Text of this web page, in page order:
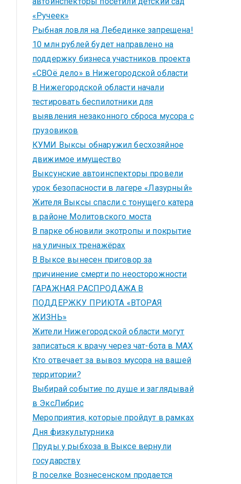
«Ручеек»
Рыбная ловля на Лебединке запрещена!
10 млн рублей будет направлено на
поддержку бизнеса участников проекта
«СВОё дело» в Нижегородской области
В Нижегородской области начали
тестировать беспилотники для
выявления незаконного сброса мусора с
грузовиков
КУМИ Выксы обнаружил бесхозяйное
движимое имущество
Выксунские автоинспекторы провели
урок безопасности в лагере «Лазурный»
Жителя Выксы спасли с тонущего катера
в районе Молитовского моста
В парке обновили экотропы и покрытие
на уличных тренажёрах
В Выксе вынесен приговор за
причинение смерти по неосторожности
ГАРАЖНАЯ РАСПРОДАЖА В
ПОДДЕРЖКУ ПРИЮТА «ВТОРАЯ
ЖИЗНЬ»
Жители Нижегородской области могут
записаться к врачу через чат-бота в MAX
Кто отвечает за вывоз мусора на вашей
территории?
Выбирай событие по душе и заглядывай
в ЭксЛибрис
Мероприятия, которые пройдут в рамках
Дня физкультурника
Пруды у рыбхоза в Выксе вернули
государству
В поселке Вознесенском продается